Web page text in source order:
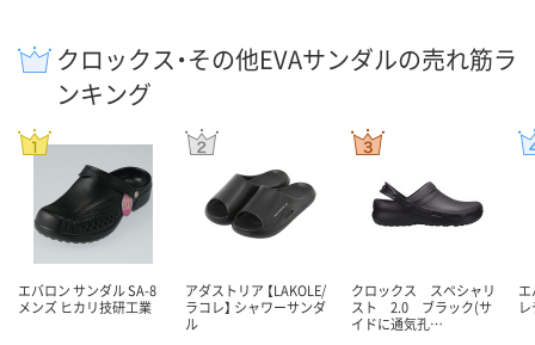
クロックス・その他EVAサンダルの売れ筋ラ
ンキング
エバロン サンダル SA-8
メンズ ヒカリ技研工業
アダストリア 【LAKOLE/
ラコレ】 シャワーサンダ
ル
クロックス スペシャリ
スト 2.0 ブラック(サ
イドに通気孔…